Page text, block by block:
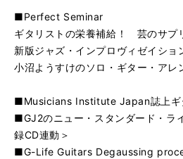
■Perfect Seminar
ギタリストの栄養補給！ 芸のサプ
新版ジャズ・インプロヴィゼイショ
小沼ようすけのソロ・ギター・アレ
■Musicians Institute Japan誌上ギ
■GJ2のニュー・スタンダード・
録CD連動＞
■G-Life Guitars Degaussing